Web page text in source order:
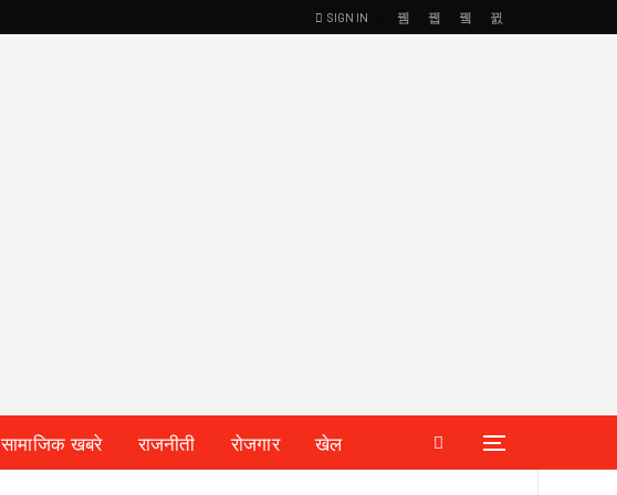
SIGN IN
सामाजिक खबरे राजनीती रोजगार
खेल